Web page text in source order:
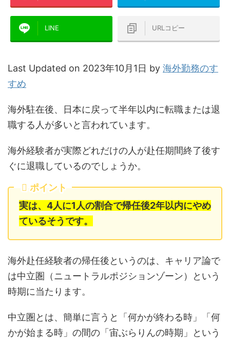
LINE URLコピー
Last Updated on 2023年10月1日 by 海外勤務のす
すめ
海外駐在後、日本に戻って半年以内に転職または退
職する人が多いと言われています。
海外経験者が実際どれだけの人が赴任期間終了後す
ぐに退職しているのでしょうか。
ポイント
実は、4人に1人の割合で帰任後2年以内にやめ
ているそうです。
海外赴任経験者の帰任後というのは、キャリア論で
は中立圏（ニュートラルポジションゾーン）という
時期に当たります。
中立圏とは、簡単に言うと「何かが終わる時」「何
かが始まる時」の間の「宙ぶらりんの時期」という